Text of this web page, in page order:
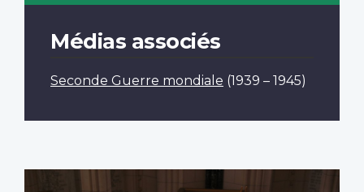
Médias associés
Seconde Guerre mondiale (1939 – 1945)